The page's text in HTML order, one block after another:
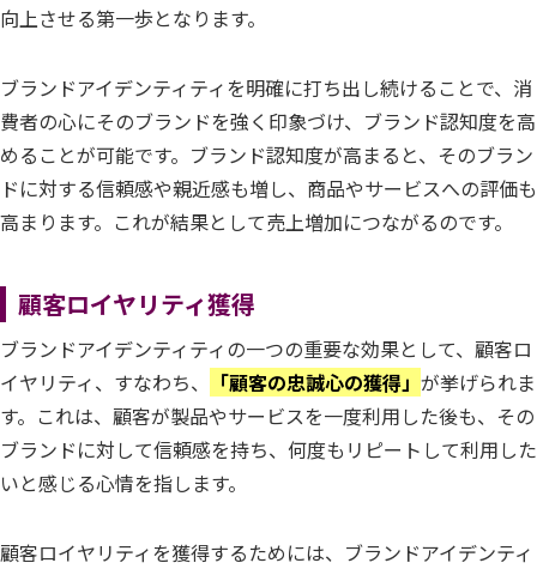
向上させる第一歩となります。
ブランドアイデンティティを明確に打ち出し続けることで、消
費者の心にそのブランドを強く印象づけ、ブランド認知度を高
めることが可能です。ブランド認知度が高まると、そのブラン
ドに対する信頼感や親近感も増し、商品やサービスへの評価も
高まります。これが結果として売上増加につながるのです。
顧客ロイヤリティ獲得
ブランドアイデンティティの一つの重要な効果として、顧客ロ
イヤリティ、すなわち、
「顧客の忠誠心の獲得」 が挙げられま
す。これは、顧客が製品やサービスを一度利用した後も、その
ブランドに対して信頼感を持ち、何度もリピートして利用した
いと感じる心情を指します。
顧客ロイヤリティを獲得するためには、ブランドアイデンティ